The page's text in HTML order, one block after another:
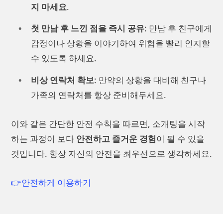
지 마세요.
첫 만남 후 느낀 점을 즉시 공유: 만남 후 친구에게
감정이나 상황을 이야기하여 위험을 빨리 인지할
수 있도록 하세요.
비상 연락처 확보: 만약의 상황을 대비해 친구나
가족의 연락처를 항상 준비해두세요.
이와 같은 간단한 안전 수칙을 따르면, 소개팅을 시작
하는 과정이 보다 안전하고 즐거운 경험이 될 수 있을
것입니다. 항상 자신의 안전을 최우선으로 생각하세요.
👉안전하게 이용하기